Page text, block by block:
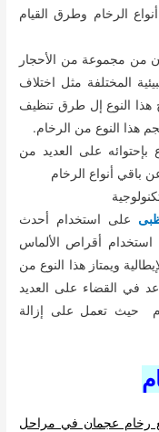
الرخام وطرق القيام
من مجموعة من الأحجار
المختلفة مثل اختلاف
هذا النوع إل طرق تنظيف
النوع من الرخام.
بإحتوائه على العديد من
باقي أنواع الرخام
على استخدام أحدث
أقراص الألماس
ويمتاز هذا النوع من
في القضاء على العديد
حيث تعمل على إزالة
رخام عجمان في مراحل